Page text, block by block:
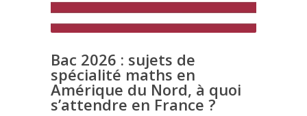
Bac 2026 : sujets de
spécialité maths en
Amérique du Nord, à quoi
s’attendre en France ?